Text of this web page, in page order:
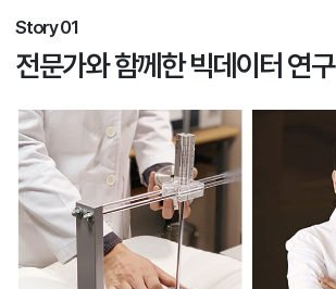
Story 01
전문가와 함께한 빅데이터 연구